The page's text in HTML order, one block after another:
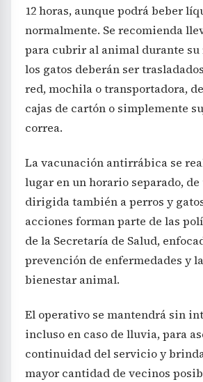
12 horas, aunque podrá beber
normalmente. Se recomienda
para cubrir al animal durante
los gatos deberán ser
red, mochila o transportadora,
cajas de cartón o simplemente
correa.
La vacunación antirrábica se
lugar en un horario separado, de
dirigida también a perros y
acciones forman parte de las
de la Secretaría de Salud,
prevención de enfermedades y
bienestar animal.
El operativo se mantendrá sin
incluso en caso de lluvia, para
continuidad del servicio y
mayor cantidad de vecinos